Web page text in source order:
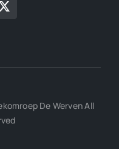
De Werven All